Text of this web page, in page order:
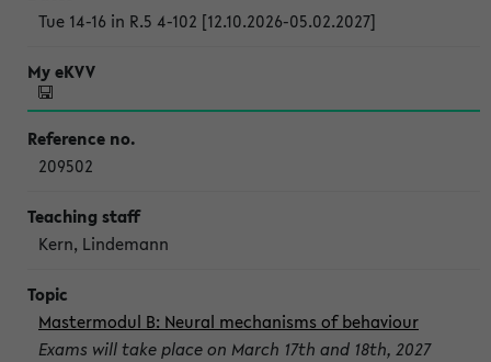
Tue 14-16 in R.5 4-102 [12.10.2026-05.02.2027]
209502
Kern, Lindemann
Mastermodul B: Neural mechanisms of behaviour
Exams will take place on March 17th and 18th, 2027